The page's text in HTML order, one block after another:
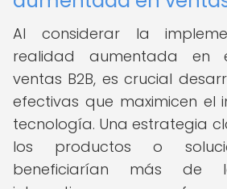
Al considerar la
realidad aumentada en
ventas B2B, es crucial
efectivas que maximicen el
tecnología. Una estrategia
los productos o
beneficiarían más de